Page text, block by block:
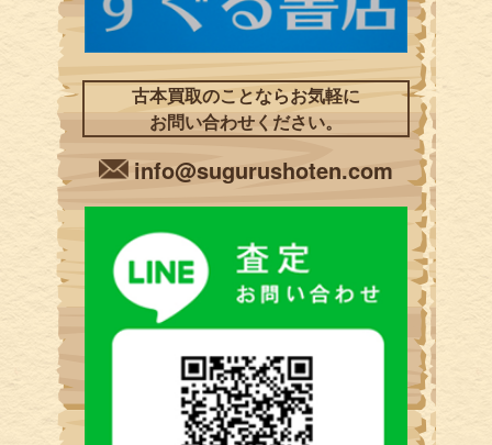
古本買取のことならお気軽に
お問い合わせください。
info@sugurushoten.com